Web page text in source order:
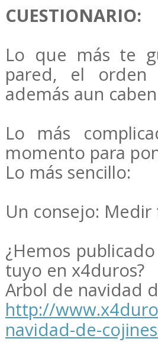
CUESTIONARIO:
Lo que más te
pared, el orden
además aun
Lo más
momento para
Lo más sencillo:
Un consejo:
¿Hemos
tuyo en x4duros?
Arbol de navidad
http://
navidad-de-